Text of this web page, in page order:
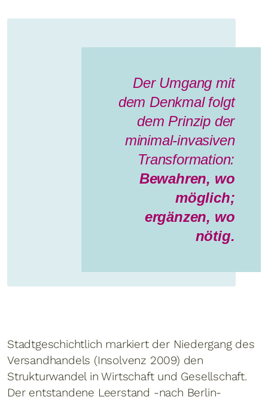
Der Umgang mit
dem Denkmal folgt
dem Prinzip der
minimal-invasiven
Transformation:
Bewahren, wo
möglich;
ergänzen, wo
nötig.
Stadtgeschichtlich markiert der Niedergang des
Versandhandels (Insolvenz 2009) den
Strukturwandel in Wirtschaft und Gesellschaft.
Der entstandene Leerstand -nach Berlin-